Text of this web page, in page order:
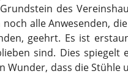
des
alle Anwesenden,
geehrt. Es ist
sind. Dies spiegelt
Wunder, dass die Stühle